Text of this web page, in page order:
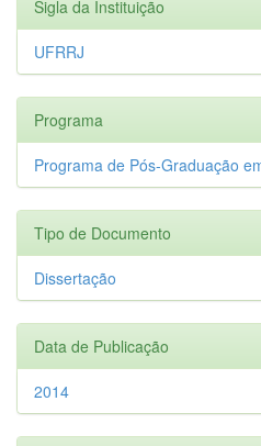
Sigla da Instituição
UFRRJ
Programa
Programa de Pós-Graduação
Tipo de Documento
Dissertação
Data de Publicação
2014